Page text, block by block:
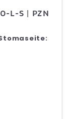
L-S | PZN